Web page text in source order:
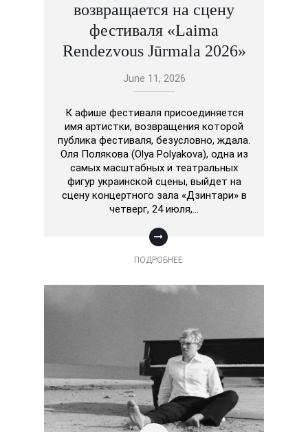
возвращается на сцену
фестиваля «Laima
Rendezvous Jūrmala 2026»
June 11, 2026
К афише фестиваля присоединяется
имя артистки, возвращения которой
публика фестиваля, безусловно, ждала.
Оля Полякова (Olya Polyakova), одна из
самых масштабных и театральных
фигур украинской сцены, выйдет на
сцену концертного зала «Дзинтари» в
четверг, 24 июля,…
ПОДРОБНЕЕ